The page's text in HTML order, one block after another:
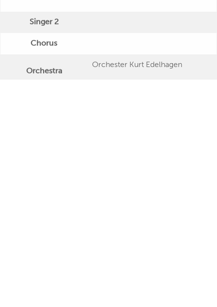
Singer 2
Chorus
Orchestra
Orchester Kurt Edelhagen